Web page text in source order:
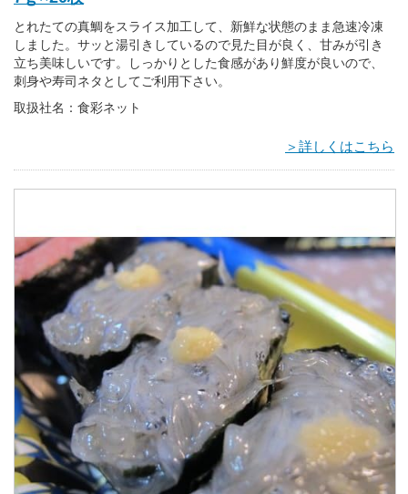
とれたての真鯛をスライス加工して、新鮮な状態のまま急速冷凍
しました。サッと湯引きしているので見た目が良く、甘みが引き
立ち美味しいです。しっかりとした食感があり鮮度が良いので、
刺身や寿司ネタとしてご利用下さい。
取扱社名：食彩ネット
＞詳しくはこちら